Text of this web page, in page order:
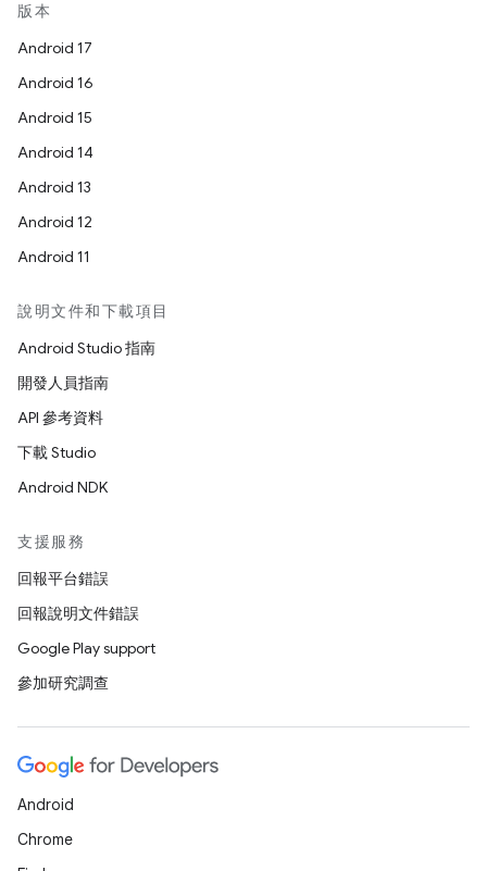
版本
Android 17
Android 16
Android 15
Android 14
Android 13
Android 12
Android 11
說明文件和下載項目
Android Studio 指南
開發人員指南
API 參考資料
下載 Studio
Android NDK
支援服務
回報平台錯誤
回報說明文件錯誤
Google Play support
參加研究調查
Android
Chrome